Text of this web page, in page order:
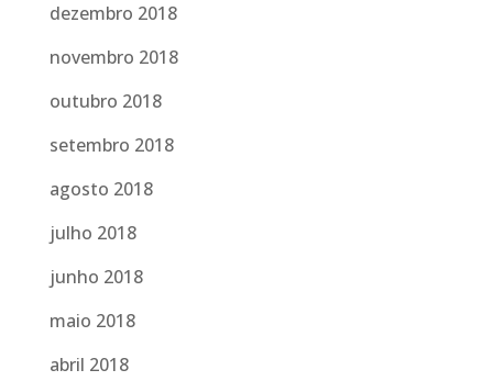
dezembro 2018
novembro 2018
outubro 2018
setembro 2018
agosto 2018
julho 2018
junho 2018
maio 2018
abril 2018